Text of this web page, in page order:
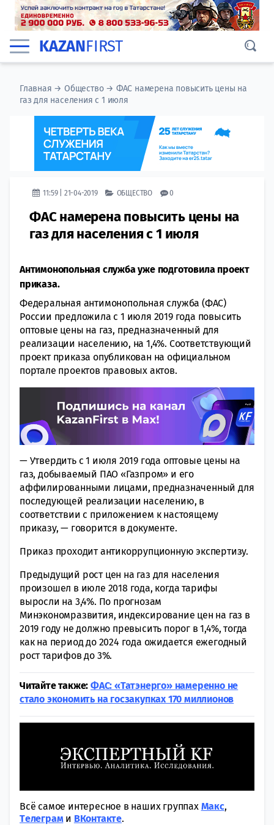
KAZANFIRST
Главная →Общество→ ФАС намерена повысить цены на
газ для населения с 1 июля
11:59 | 21-04-2019 ОБЩЕСТВО 0
ФАС намерена повысить цены на
газ для населения с 1 июля
Антимонопольная служба уже подготовила проект
приказа.
Федеральная антимонопольная служба (ФАС)
России предложила с 1 июля 2019 года повысить
оптовые цены на газ, предназначенный для
реализации населению, на 1,4%. Соответствующий
проект приказа опубликован на официальном
портале проектов правовых актов.
— Утвердить с 1 июля 2019 года оптовые цены на
газ, добываемый ПАО «Газпром» и его
аффилированными лицами, предназначенный для
последующей реализации населению, в
соответствии с приложением к настоящему
приказу, — говорится в документе.
Приказ проходит антикоррупционную экспертизу.
Предыдущий рост цен на газ для населения
произошел в июле 2018 года, когда тарифы
выросли на 3,4%. По прогнозам
Минэкономразвития, индексирование цен на газ в
2019 году не должно превысить порог в 1,4%, тогда
как на период до 2024 года ожидается ежегодный
рост тарифов до 3%.
Читайте также:ФАС: «Татэнерго» намеренно не
стало экономить на госзакупках 170 миллионов
Всё самое интересное в наших группах Макс,
Tелеграми ВКонтакте.